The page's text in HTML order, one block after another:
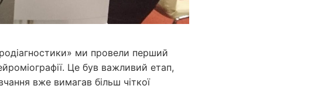
ми провели перший
Це був важливий етап,
вже вимагав більш чіткої